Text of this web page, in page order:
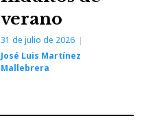
verano
31 de julio de 2026
José Luis Martínez
Mallebrera